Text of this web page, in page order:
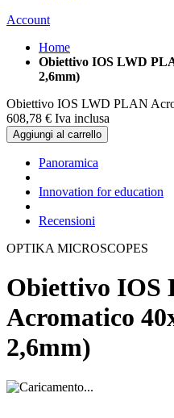
Account
Home
Obiettivo IOS LWD
2,6mm)
Obiettivo IOS LWD PLAN
608,78 € Iva inclusa
Aggiungi al carrello
Panoramica
Innovation for education
Recensioni
OPTIKA MICROSCOPES
Obiettivo IOS
Acromatico
2,6mm)